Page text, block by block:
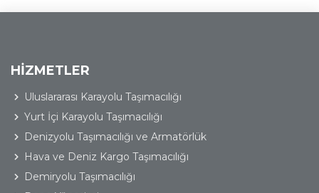
HİZMETLER
Uluslararası Karayolu Taşımacılığı
Yurt İçi Karayolu Taşımacılığı
Denizyolu Taşımacılığı ve Armatörlük
Hava ve Deniz Kargo Taşımacılığı
Demiryolu Taşımacılığı